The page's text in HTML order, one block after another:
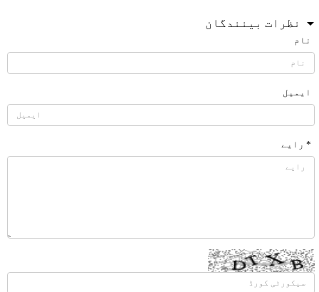
نظرات بینندگان
نام
ایمیل
* رایے